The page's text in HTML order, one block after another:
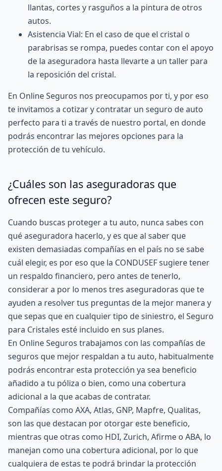
llantas, cortes y rasguños a la pintura de otros
autos.
Asistencia Vial: En el caso de que el cristal o
parabrisas se rompa, puedes contar con el apoyo
de la aseguradora hasta llevarte a un taller para
la reposición del cristal.
En Online Seguros nos preocupamos por ti, y por eso
te invitamos a cotizar y contratar un seguro de auto
perfecto para ti a través de nuestro portal, en donde
podrás encontrar las mejores opciones para la
protección de tu vehículo.
¿Cuáles son las aseguradoras que
ofrecen este seguro?
Cuando buscas proteger a tu auto, nunca sabes con
qué aseguradora hacerlo, y es que al saber que
existen demasiadas compañías en el país no se sabe
cuál elegir, es por eso que la CONDUSEFsugiere tener
un respaldo financiero, pero antes de tenerlo,
considerar a por lo menos tres aseguradoras que te
ayuden a resolver tus preguntas de la mejor manera y
que sepas que en cualquier tipo de siniestro, el Seguro
para Cristales esté incluido en sus planes.
En Online Seguros trabajamos con las compañías de
seguros que mejor respaldan a tu auto, habitualmente
podrás encontrar esta protección ya sea beneficio
añadido a tu póliza o bien, como una cobertura
adicional a la que acabas de contratar.
Compañías como AXA, Atlas, GNP, Mapfre, Qualitas,
son las que destacan por otorgar este beneficio,
mientras que otras como HDI, Zurich, Afirme o ABA, lo
manejan como una cobertura adicional, por lo que
cualquiera de estas te podrá brindar la protección